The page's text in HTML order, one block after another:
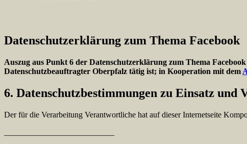
Datenschutzerklärung zum Thema Facebook
Auszug aus Punkt 6 der Datenschutzerklärung zum Thema
Datenschutzbeauftragter Oberpfalz tätig ist; in Kooperation mit dem
6. Datenschutzbestimmungen zu Einsatz und
Der für die Verarbeitung Verantwortliche hat auf dieser Internetseite